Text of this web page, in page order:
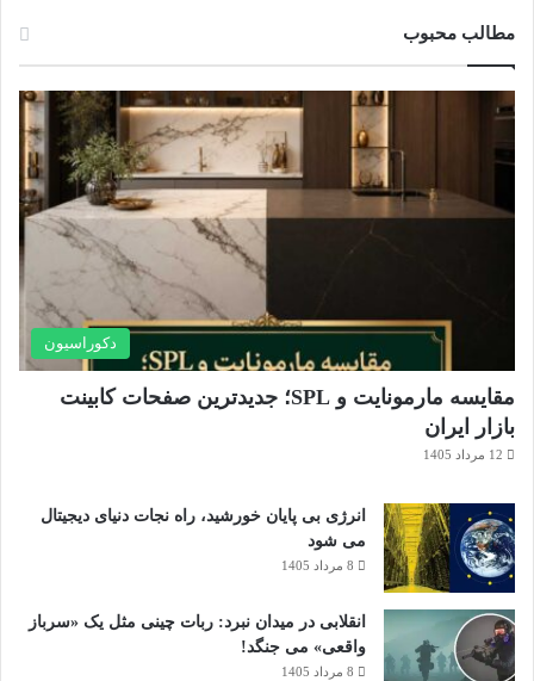
ب
د
مطالب محبوب
دکوراسیون
مقایسه مارمونایت و SPL؛ جدیدترین صفحات کابینت
بازار ایران
12 مرداد 1405
انرژی بی‌ پایان خورشید، راه نجات دنیای دیجیتال
می شود
8 مرداد 1405
انقلابی در میدان نبرد: ربات چینی مثل یک «سرباز
واقعی» می‌ جنگد!
8 مرداد 1405